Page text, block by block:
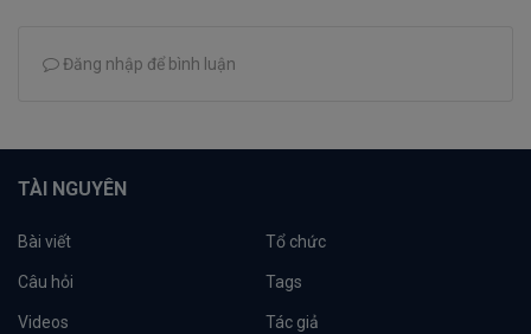
Đăng nhập để bình luận
TÀI NGUYÊN
Bài viết Tổ chức
Câu hỏi Tags
Videos Tác giả